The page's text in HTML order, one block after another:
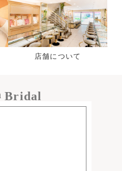
店舗について
Bridal